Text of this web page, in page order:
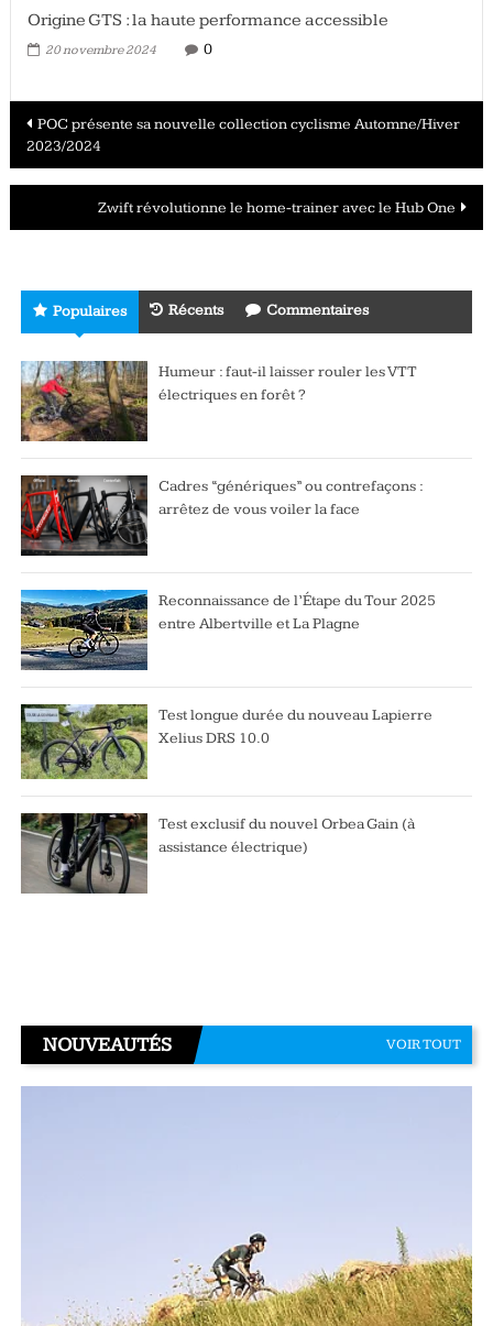
Origine GTS : la haute performance accessible
20 novembre 2024 0
Navigation
des
articles
POC présente sa nouvelle collection cyclisme Automne/Hiver
2023/2024
Zwift révolutionne le home-trainer avec le Hub One
Populaires Récents Commentaires
Humeur : faut-il laisser rouler les VTT
électriques en forêt ?
Cadres “génériques” ou contrefaçons :
arrêtez de vous voiler la face
Reconnaissance de l’Étape du Tour 2025
entre Albertville et La Plagne
Test longue durée du nouveau Lapierre
Xelius DRS 10.0
Test exclusif du nouvel Orbea Gain (à
assistance électrique)
NOUVEAUTÉS VOIR TOUT